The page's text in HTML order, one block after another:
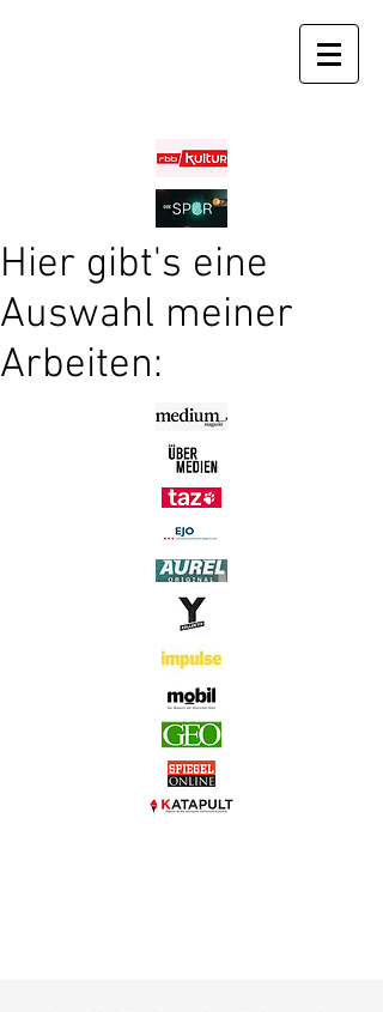
Hier gibt's eine
Auswahl meiner
Arbeiten: